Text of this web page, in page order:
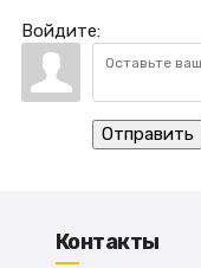
Войдите:
Отправить
Контакты